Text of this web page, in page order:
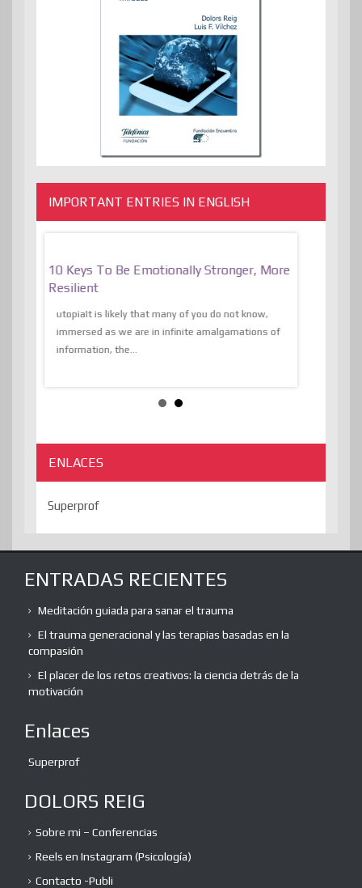
IMPORTANT ENTRIES IN ENGLISH
10 Keys To Be Emotionally Stronger, More
Resilient
utopiaIt is likely that many of you do not know,
immersed as we are in infinite amalgamations of
information, the...
ENLACES
Superprof
ENTRADAS RECIENTES
Meditación guiada para sanar el trauma
El trauma generacional y las terapias basadas en la
compasión
El placer de los retos creativos: la ciencia detrás de la
motivación
Enlaces
Superprof
DOLORS REIG
Sobre mi – Conferencias
Reels en Instagram (Psicología)
Contacto -Publi